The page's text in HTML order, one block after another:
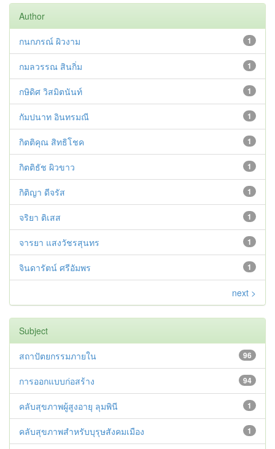
Author
1
กนกภรณ์ ผิวงาม
1
กมลวรรณ สินกิ่ม
1
กษิดิศ วิสมิตนันท์
1
กัมปนาท อินทรมณี
1
กิตติคุณ สิทธิโชค
1
กิตติธัช ผิวขาว
1
กิติญา ดีจรัส
1
จริยา ติเสส
1
จารยา แสงวัชรสุนทร
1
จินดารัตน์ ศรีอัมพร
next >
Subject
96
สถาปัตยกรรมภายใน
94
การออกแบบก่อสร้าง
1
คลับสุขภาพผู้สูงอายุ ลุมพินี
1
คลับสุขภาพสำหรับบุรุษสังคมเมือง